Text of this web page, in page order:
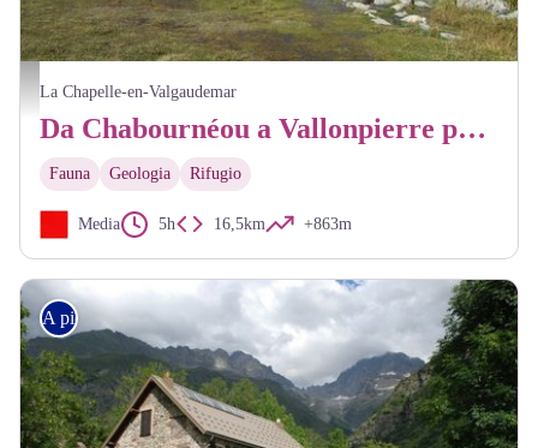
Randonneur au refuge de Vallonpierre - Ludovic Imberdis - PNE
La Chapelle-en-Valgaudemar
Da Chabournéou a Vallonpierre per il sentiero del Ministro
Fauna Geologia Rifugio
Media 5h 16,5km +863m
A piedi